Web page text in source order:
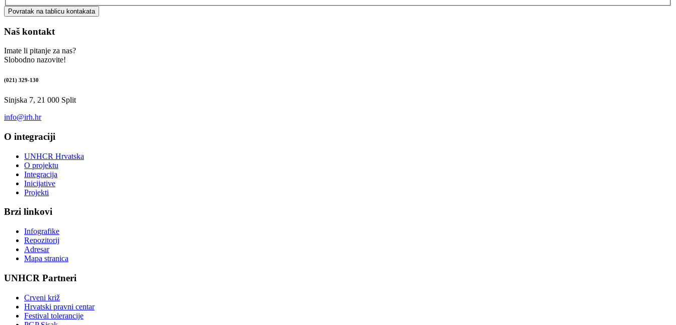
Povratak na tablicu kontakata
Naš kontakt
Imate li pitanje za nas?
Slobodno nazovite!
(021) 329-130
Sinjska 7, 21 000 Split
info@irh.hr
O integraciji
UNHCR Hrvatska
O projektu
Integracija
Inicijative
Projekti
Brzi linkovi
Infografike
Repozitorij
Adresar
Mapa stranica
UNHCR Partneri
Crveni križ
Hrvatski pravni centar
Festival tolerancije